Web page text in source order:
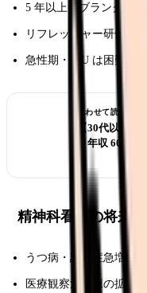
5 年以上はブランク扱い
リフレッシャー研修推奨
急性期・ICU は困難
あわせて読みたい
【30代以降
｜年収 600 万
精神科看護の将来性
うつ病・認知症急増で需
医療観察法病棟の拡大